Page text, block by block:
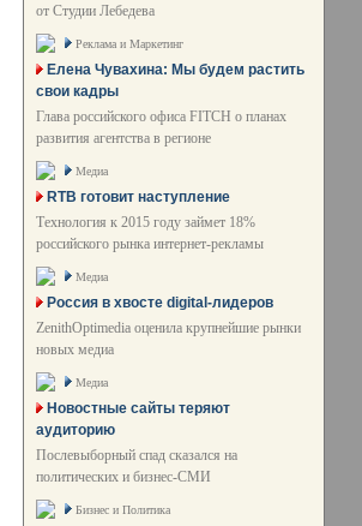
от Студии Лебедева
Реклама и Маркетинг
Елена Чувахина: Мы будем растить
свои кадры
Глава российского офиса FITCH о планах
развития агентства в регионе
Медиа
RTB готовит наступление
Технология к 2015 году займет 18%
российского рынка интернет-рекламы
Медиа
Россия в хвосте digital-лидеров
ZenithOptimedia оценила крупнейшие рынки
новых медиа
Медиа
Новостные сайты теряют
аудиторию
Послевыборный спад сказался на
политических и бизнес-СМИ
Бизнес и Политика